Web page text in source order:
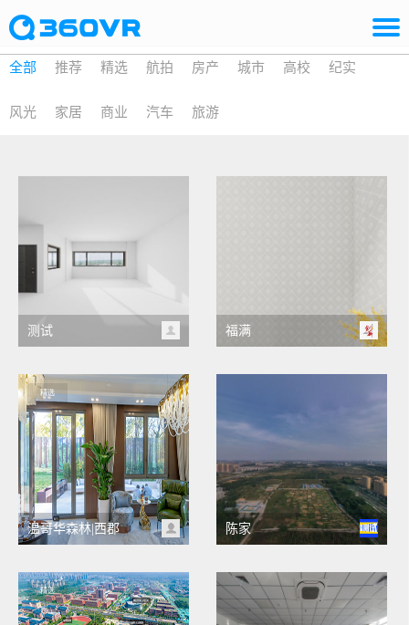
全部 推荐 精选 航拍 房产 城市 高校 纪实
风光 家居 商业 汽车 旅游
测试 福满
精选
温哥华森林|西郡 陈家
精选